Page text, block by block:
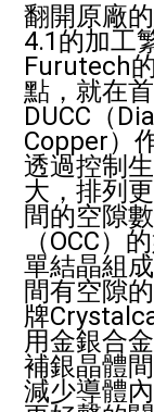
翻開原廠
4.1的加工
Furutech
點，就在
DUCC（
Copper）
透過控制
大，排列
間的空隙
（OCC）
單結晶組
間有空隙
牌
用金銀合
補銀晶體
減少導體